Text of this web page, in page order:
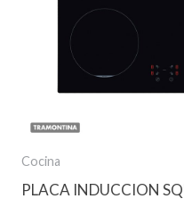
Cocina
PLACA INDUCCION